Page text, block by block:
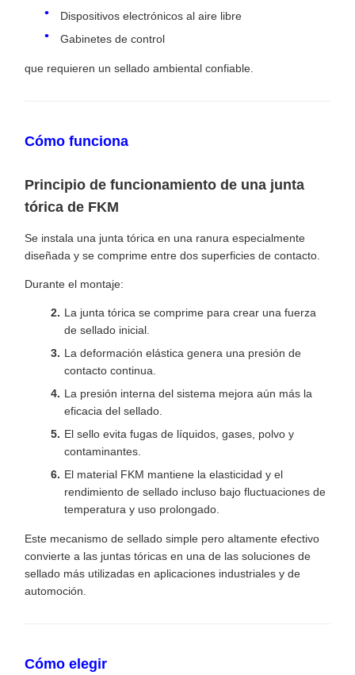
Dispositivos electrónicos al aire libre
Gabinetes de control
que requieren un sellado ambiental confiable.
Cómo funciona
Principio de funcionamiento de una junta
tórica de FKM
Se instala una junta tórica en una ranura especialmente
diseñada y se comprime entre dos superficies de contacto.
Durante el montaje:
La junta tórica se comprime para crear una fuerza
de sellado inicial.
La deformación elástica genera una presión de
contacto continua.
La presión interna del sistema mejora aún más la
eficacia del sellado.
El sello evita fugas de líquidos, gases, polvo y
contaminantes.
El material FKM mantiene la elasticidad y el
rendimiento de sellado incluso bajo fluctuaciones de
temperatura y uso prolongado.
Este mecanismo de sellado simple pero altamente efectivo
convierte a las juntas tóricas en una de las soluciones de
sellado más utilizadas en aplicaciones industriales y de
automoción.
Cómo elegir